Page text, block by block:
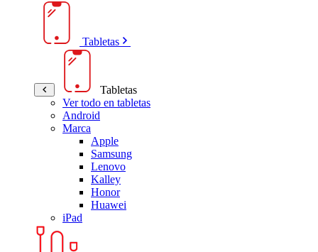
Tabletas
Tabletas
Ver todo en tabletas
Android
Marca
Apple
Samsung
Lenovo
Kalley
Honor
Huawei
iPad